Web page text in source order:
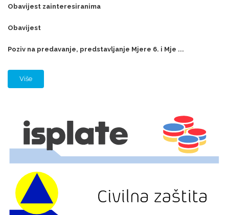
Obavijest zainteresiranima
Obavijest
Poziv na predavanje, predstavljanje Mjere 6. i Mje ...
Više